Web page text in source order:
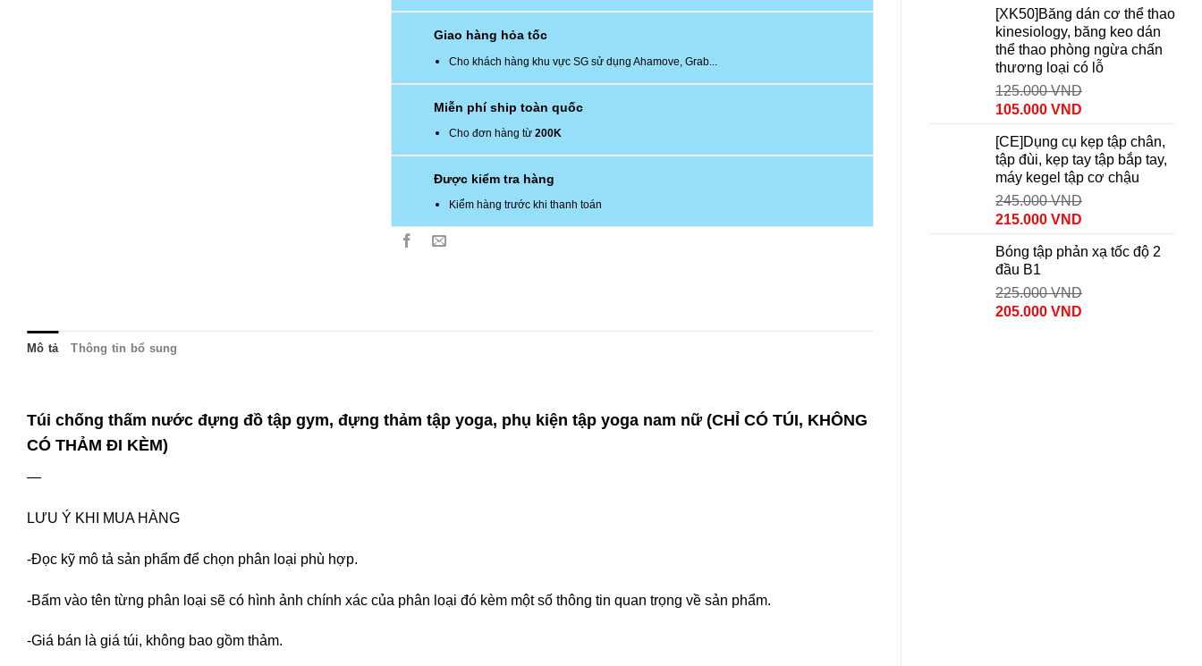
[XK50]Băng dán cơ thể thao
kinesiology, băng keo dán
thể thao phòng ngừa chấn
thương loại có lỗ
125.000VND
105.000 VND
[CE]Dụng cụ kẹp tập chân,
tập đùi, kẹp tay tập bắp tay,
máy kegel tập cơ chậu
245.000VND
215.000 VND
Bóng tập phản xạ tốc độ 2
đầu B1
225.000VND
205.000 VND
Giao hàng hỏa tốc
Cho khách hàng khu vực SG sử dụng Ahamove, Grab...
Miễn phí ship toàn quốc
Cho đơn hàng từ200K
Được kiểm tra hàng
Kiểm hàng trước khi thanh toán
Mô tả Thông tin bổ sung
Túi chống thấm nước đựng đồ tập gym, đựng thảm tập yoga, phụ kiện tập yoga nam nữ (CHỈ CÓ TÚI, KHÔNG
CÓ THẢM ĐI KÈM)
—
LƯU Ý KHI MUA HÀNG
-Đọc kỹ mô tả sản phẩm để chọn phân loại phù hợp.
-Bấm vào tên từng phân loại sẽ có hình ảnh chính xác của phân loại đó kèm một số thông tin quan trọng về sản phẩm.
-Giá bán là giá túi, không bao gồm thảm.